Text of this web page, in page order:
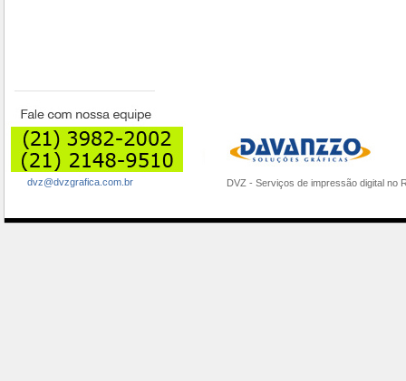
DVZ - Serviços de impressão digital
dvz@dvzgrafica.com.br